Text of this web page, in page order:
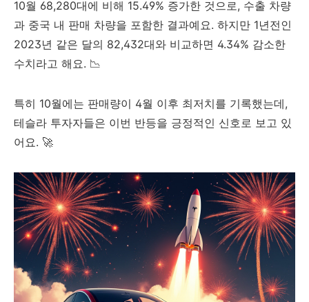
10월 68,280대에 비해 15.49% 증가한 것으로, 수출 차량
과 중국 내 판매 차량을 포함한 결과예요. 하지만 1년전인
2023년 같은 달의 82,432대와 비교하면 4.34% 감소한
수치라고 해요. 📉
특히 10월에는 판매량이 4월 이후 최저치를 기록했는데,
테슬라 투자자들은 이번 반등을 긍정적인 신호로 보고 있
어요. 🚀